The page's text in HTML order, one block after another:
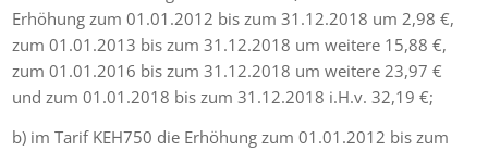
Erhöhung zum 01.01.2012 bis zum 31.12.2018 um 2,98 €,
zum 01.01.2013 bis zum 31.12.2018 um weitere 15,88 €,
zum 01.01.2016 bis zum 31.12.2018 um weitere 23,97 €
und zum 01.01.2018 bis zum 31.12.2018 i.H.v. 32,19 €;
b) im Tarif KEH750 die Erhöhung zum 01.01.2012 bis zum